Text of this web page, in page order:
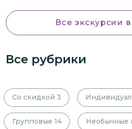
Все экскурсии
Все рубрики
Со скидкой 3
Групповые 14 Необычные